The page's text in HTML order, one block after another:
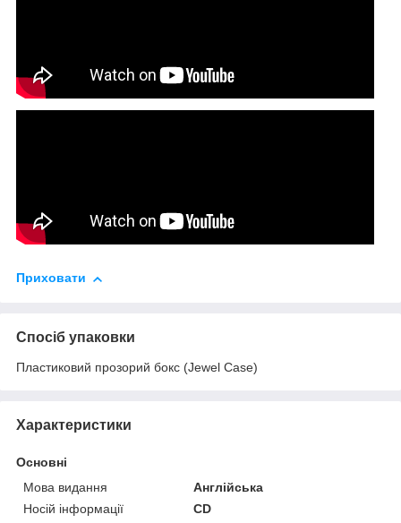
Приховати
Спосіб упаковки
Пластиковий прозорий бокс (Jewel Case)
Характеристики
Основні
Мова видання
Англійська
Носій інформації
CD